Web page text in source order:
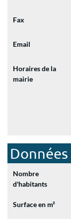
Fax
Email
Horaires de la
mairie
Nombre
d'habitants
Surface en m²